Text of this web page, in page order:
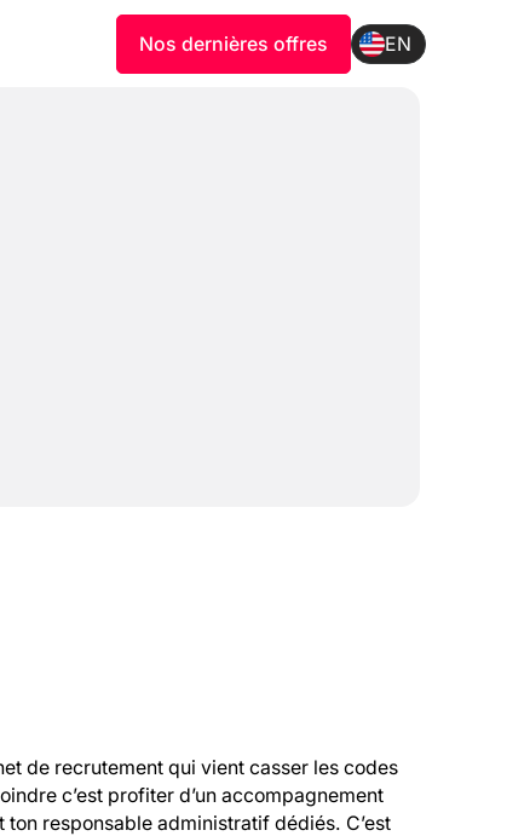
Nos dernières offres EN
de recrutement qui vient casser les codes
c’est profiter d’un accompagnement
responsable administratif dédiés. C’est